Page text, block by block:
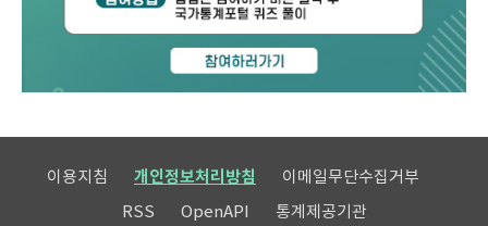
이용지침 개인정보처리방침
이메일무단수집거부
RSS
OpenAPI 통계제공기관